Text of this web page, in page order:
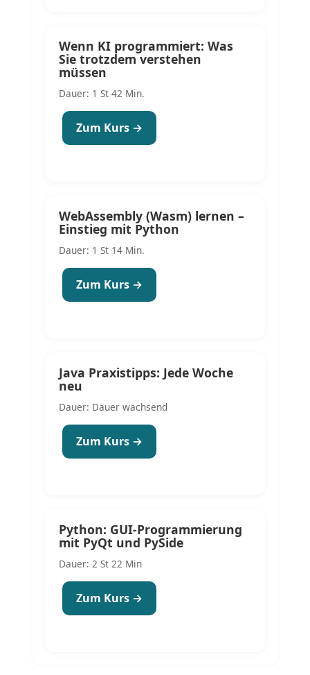
Wenn KI programmiert: Was
Sie trotzdem verstehen
müssen
Dauer: 1 St 42 Min.
Zum Kurs →
WebAssembly (Wasm) lernen –
Einstieg mit Python
Dauer: 1 St 14 Min.
Zum Kurs →
Java Praxistipps: Jede Woche
neu
Dauer: Dauer wachsend
Zum Kurs →
Python: GUI-Programmierung
mit PyQt und PySide
Dauer: 2 St 22 Min
Zum Kurs →